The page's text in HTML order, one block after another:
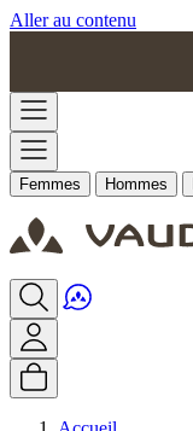
Aller au contenu
Femmes Hommes